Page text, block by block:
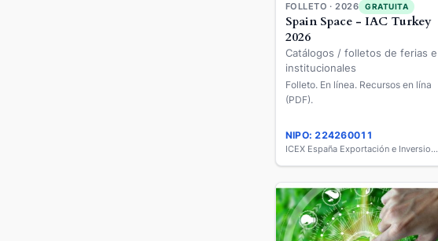
FOLLETO · 2026 GRATUITA
Spain Space - IAC Turkey
2026
Catálogos / folletos de ferias e
institucionales
Folleto. En línea. Recursos en lína
(PDF).
NIPO: 224260011
ICEX España Exportación e Inversiones